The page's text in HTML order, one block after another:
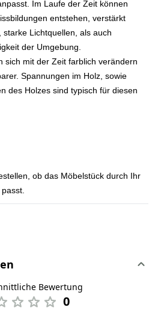
Im Laufe der Zeit können
entstehen, verstärkt
Lichtquellen, als auch
der Umgebung.
sich mit der Zeit farblich verändern
Spannungen im Holz, sowie
des Holzes sind typisch für diesen
ob das Möbelstück durch Ihr
Bewertung
0